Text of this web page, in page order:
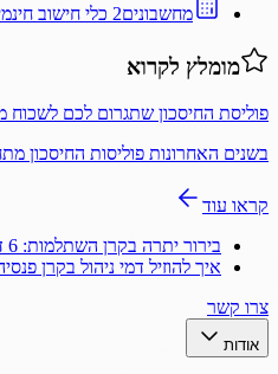
מחשבונים2 כלי חישוב חינמיים
מומלץ לקרוא
פוליסת החיסכון שתגרום לכם
בשנים האחרונות פוליסות החיסכון
קראו עוד
בירור יתרה בקרן השתלמות: 6 דרכים פשוטות לבדוק את היתרה שלך
איך להוזיל דמי ניהול בקרן
צרו קשר
אודות